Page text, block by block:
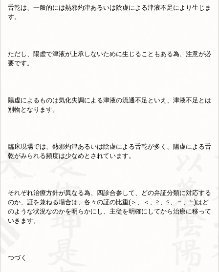
舌乾は、 一般的には熱邪灼津あるいは陰虚による津液不足により生じま
す。
ただし、陽虚で津液が上承しないために生じることもある為、 注意が必
要です。
陽虚によるものは気化失調による津液の流通不足といえ、 津液不足とは
別物となります。
臨床現場では、熱邪灼津あるいは陰虚による舌乾が多く、 陽虚による舌
乾がみられる頻度は少なめとされています。
それぞれ治療方針が異なる為、四診合参して、
どの弁証分類に対応する
のか、証を兼ねる場合は、 各々の証の比重(＞、＜、≧、≦、＝、≒)はど
のような状況なのかを明らかにし、 主従を明確にしてから治療に移って
いきます。
つづく